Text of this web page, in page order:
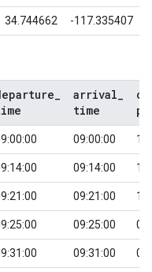
34.744662 -117.335407
arrival
time
09:00:00 1
09:14:00 1
09:21:00 1
09:25:00 0
09:31:00 0